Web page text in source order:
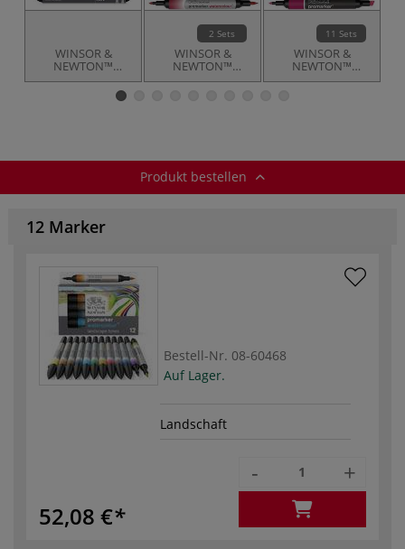
WINSOR &
NEWTON™
promarker
watercolour™
basic collection,
2 Sets
WINSOR &
NEWTON™
promarker
11 Sets
WINSOR &
NEWTON™
promarker™ 6er
Produkt bestellen
12 Marker
Bestell-Nr. 08-60468
Auf Lager.
Landschaft
52,08 €
- +